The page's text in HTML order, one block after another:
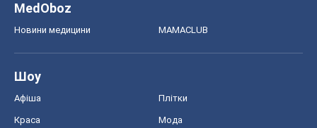
MedOboz
Новини медицини MAMACLUB
Шоу
Афіша Плітки
Краса Мода